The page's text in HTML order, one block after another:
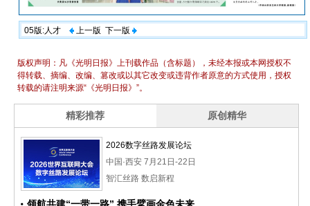
05版:人才 上一版 下一版